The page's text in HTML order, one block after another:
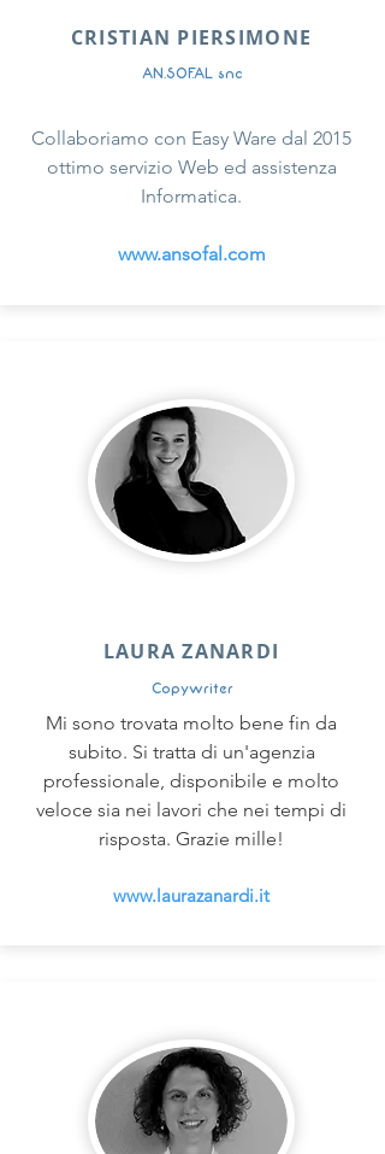
CRISTIAN PIERSIMONE
AN.SOF.AL snc
Collaboriamo con Easy Ware dal 2015
ottimo servizio Web ed assistenza
Informatica.
www.ansofal.com
LAURA ZANARDI
Copywriter
Mi sono trovata molto bene fin da
subito. Si tratta di un'agenzia
professionale, disponibile e molto
veloce sia nei lavori che nei tempi di
risposta. Grazie mille!
www.laurazanardi.it